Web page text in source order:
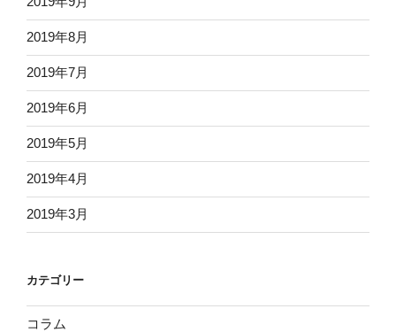
2019年8月
2019年7月
2019年6月
2019年5月
2019年4月
2019年3月
カテゴリー
コラム